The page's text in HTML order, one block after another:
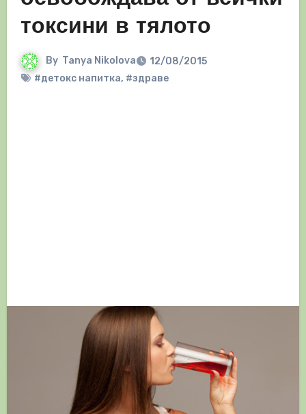
токсини в тялото
By Tanya Nikolova
12/08/2015
#детокс напитка, #здраве